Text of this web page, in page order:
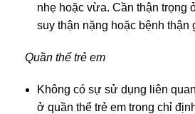
nhẹ hoặc vừa. Cần thận trọng
suy thận nặng hoặc bệnh thận
Quần thể trẻ em
Không có sự sử dụng liên
ở quần thể trẻ em trong chỉ